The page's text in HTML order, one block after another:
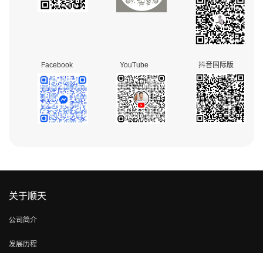
Facebook YouTube 抖音国际版
关于顺天
公司简介
发展历程